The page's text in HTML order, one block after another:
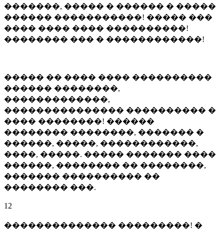
�������, ����� � ������ � �����
������ �����������! ����� ���
���� ���� ���� ����������!
�������� ��� � ������������!
����� �� ���� ���� ����������
������ ��������,
�������������,
��������������� ���������� �
���� ��������! ������
�������� ��������, ������� �
������, �����, ������������,
����, �����. ����� ������� ����
������, �������� �� ��������,
������� ���������� ��
�������� ���.
12
�������������� ���������! �